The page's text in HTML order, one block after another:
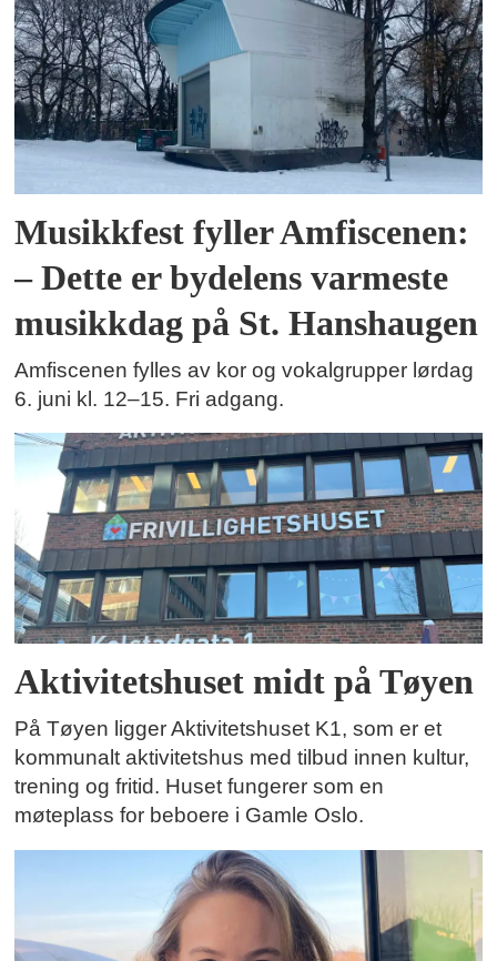
Musikkfest fyller Amfiscenen:
– Dette er bydelens varmeste
musikkdag på St. Hanshaugen
Amfiscenen fylles av kor og vokalgrupper lørdag
6. juni kl. 12–15. Fri adgang.
Aktivitetshuset midt på Tøyen
På Tøyen ligger Aktivitetshuset K1, som er et
kommunalt aktivitetshus med tilbud innen kultur,
trening og fritid. Huset fungerer som en
møteplass for beboere i Gamle Oslo.